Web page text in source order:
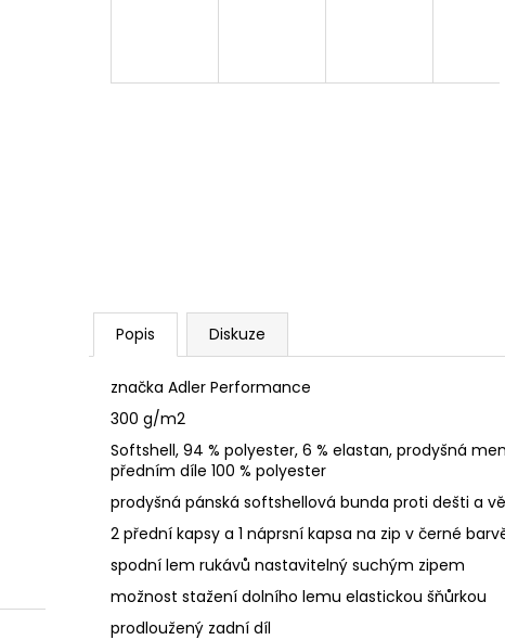
Popis Diskuze
značka Adler Performance
300 g/m2
Softshell, 94 % polyester, 6 % elastan, prodyšná
předním díle 100 % polyester
prodyšná pánská softshellová bunda proti dešti a
2 přední kapsy a 1 náprsní kapsa na zip v černé
spodní lem rukávů nastavitelný suchým zipem
možnost stažení dolního lemu elastickou šňůrkou
prodloužený zadní díl